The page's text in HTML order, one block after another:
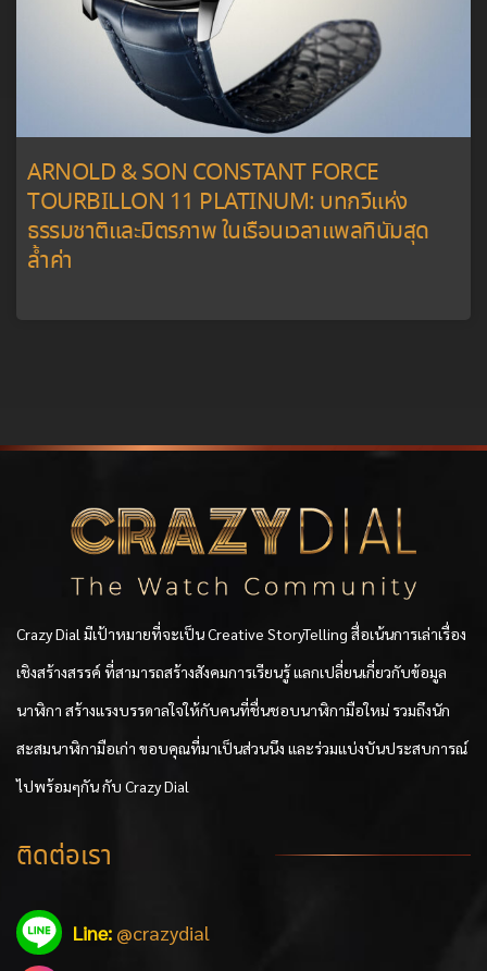
ARNOLD & SON CONSTANT FORCE
TOURBILLON 11 PLATINUM: บทกวีแห่ง
ธรรมชาติและมิตรภาพ ในเรือนเวลาแพลทินัมสุด
ล้ำค่า
Crazy Dial มีเป้าหมายที่จะเป็น Creative StoryTelling สื่อเน้นการเล่าเรื่อง
เชิงสร้างสรรค์ ที่สามารถสร้างสังคมการเรียนรู้ แลกเปลี่ยนเกี่ยวกับข้อมูล
นาฬิกา สร้างแรงบรรดาลใจให้กับคนที่ชื่นชอบนาฬิกามือใหม่ รวมถึงนัก
สะสมนาฬิกามือเก่า ขอบคุณที่มาเป็นส่วนนึง และร่วมแบ่งบันประสบการณ์
ไปพร้อมๆกัน กับ Crazy Dial
ติดต่อเรา
Line: @crazydial